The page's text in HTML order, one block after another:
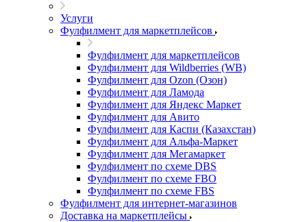
Услуги
Фулфилмент для маркетплейсов
Фулфилмент для маркетплейсов
Фулфилмент для Wildberries (WB)
Фулфилмент для Ozon (Озон)
Фулфилмент для Ламода
Фулфилмент для Яндекс Маркет
Фулфилмент для Авито
Фулфилмент для Каспи (Казахстан)
Фулфилмент для Альфа-Маркет
Фулфилмент для Мегамаркет
Фулфилмент по схеме DBS
Фулфилмент по схеме FBO
Фулфилмент по схеме FBS
Фулфилмент для интернет-магазинов
Доставка на маркетплейсы